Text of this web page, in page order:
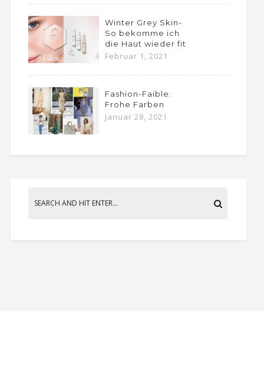
Winter Grey Skin-
So bekomme ich
die Haut wieder fit
Februar 1, 2021
Fashion-Faible:
Frohe Farben
Januar 28, 2021